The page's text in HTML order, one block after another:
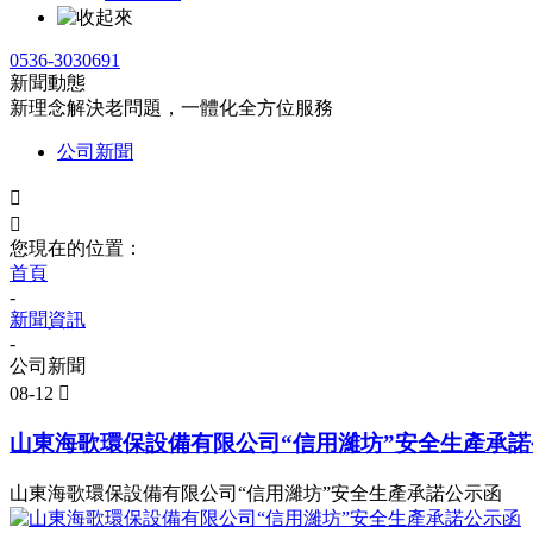
0536-3030691
新聞動態
新理念解決老問題，一體化全方位服務
公司新聞


您現在的位置：
首頁
-
新聞資訊
-
公司新聞
08-12 
山東海歌環保設備有限公司“信用濰坊”安全生產承
山東海歌環保設備有限公司“信用濰坊”安全生產承諾公示函